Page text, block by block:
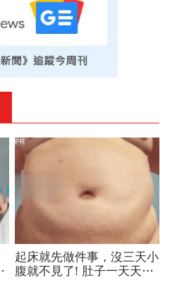
起床就先做件事，沒三天小
腹就不見了! 肚子一天天變
PR